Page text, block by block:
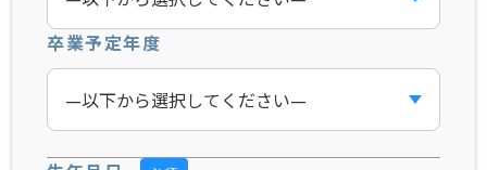
卒業予定年度